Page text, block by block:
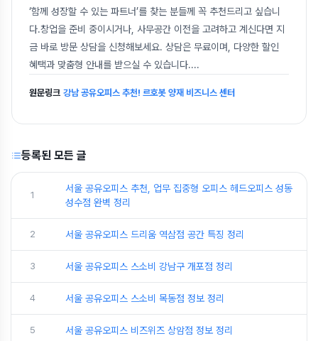
‘함께 성장할 수 있는 파트너’를 찾는 분들께 꼭 추천드리고 싶습니
다.창업을 준비 중이시거나, 사무공간 이전을 고려하고 계신다면 지
금 바로 방문 상담을 신청해보세요. 상담은 무료이며, 다양한 할인
혜택과 맞춤형 안내를 받으실 수 있습니다....
원문링크 강남 공유오피스 추천! 르호봇 양재 비즈니스 센터
등록된 모든 글
1
서울 공유오피스 추천, 업무 집중형 오피스 헤드오피스 성동
성수점 완벽 정리
2 서울 공유오피스 드리움 역삼점 공간 특징 정리
3 서울 공유오피스 스소비 강남구 개포점 정리
4 서울 공유오피스 스소비 목동점 정보 정리
5 서울 공유오피스 비즈위즈 상암점 정보 정리